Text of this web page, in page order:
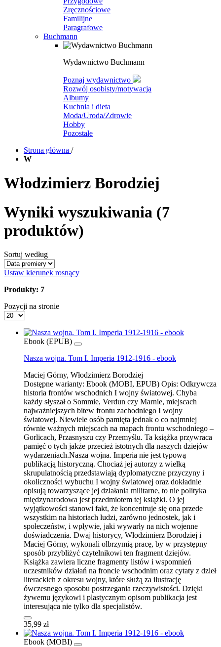
Zręcznościowe
Familijne
Paragrafowe
Buchmann
Wydawnictwo Buchmann
Poznaj wydawnictwo
Rozwój osobisty/motywacja
Albumy
Kuchnia i dieta
Moda/Uroda/Zdrowie
Hobby
Pozostałe
Strona główna /
W
Włodzimierz Borodziej
Wyniki wyszukiwania (7
produktów)
Sortuj według
Ustaw kierunek rosnący
Produkty: 7
Pozycji na stronie
Ebook (EPUB)
Nasza wojna. Tom I. Imperia 1912-1916 - ebook
Maciej Górny, Włodzimierz Borodziej
Dostępne warianty: Ebook (MOBI, EPUB) Opis: Odkrywcza
historia frontów wschodnich I wojny światowej. Chyba
każdy słyszał o Sommie, Verdun czy Marnie, miejscach
najważniejszych bitew frontu zachodniego I wojny
światowej. Niewiele osób pamięta jednak o co najmniej
równie ważnych miejscach na mapach frontu wschodniego –
Gorlicach, Przasnyszu czy Przemyślu. Ta książka przywraca
pamięć o tych jakże przecież istotnych dla naszych dziejów
wydarzeniach.Nasza wojna. Imperia nie jest typową
publikacją historyczną. Chociaż jej autorzy z wielką
skrupulatnością przedstawiają dyplomatyczne przyczyny i
okoliczności wybuchu I wojny światowej oraz dokładnie
opisują towarzyszące jej działania militarne, to nie polityka
międzynarodowa jest przedmiotem tej książki. O jej
wyjątkowości stanowi fakt, że koncentruje się ona przede
wszystkim na historiach ludzi, zarówno jednostek, jak i
społeczeństw, i wpływie, jaki wywarły na nich wojenne
doświadczenia. Dwaj historycy, Włodzimierz Borodziej i
Maciej Górny, wykonali olbrzymią pracę, by w przystępny
sposób przybliżyć czytelnikowi ten fragment dziejów.
Książka zawiera liczne fragmenty listów i wspomnień
uczestników działań na froncie wschodnim oraz cytaty z dzieł
literackich z okresu wojny, które służą za ilustrację
ówczesnego sposobu postrzegania rzeczywistości. Dzięki
żywemu językowi i plastycznym opisom publikacja jest
interesująca nie tylko dla specjalistów.
35,99 zł
Ebook (MOBI)